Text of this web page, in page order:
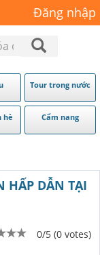
Đăng nhập
Tour trong nước
hè Cẩm nang
HẤP DẪN TẠI
0/5 (0 votes)